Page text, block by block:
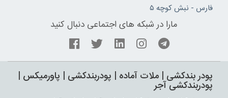
فارس - نبش کوچه ۵
مارا در شبکه های اجتماعی دنبال کنید
پودر بندکشی | ملات آماده | پودربندکشی | پاورمیکس |
پودربندکشی آجر